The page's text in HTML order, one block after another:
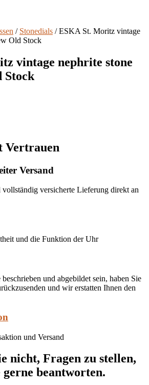
/ Stonedials / ESKA St. Moritz vintage
Old Stock
vintage nephrite stone
Stock
Vertrauen
Versand
vollständig versicherte Lieferung direkt an
und die Funktion der Uhr
und abgebildet sein, haben Sie
und wir erstatten Ihnen den
und Versand
nicht, Fragen zu stellen,
beantworten.